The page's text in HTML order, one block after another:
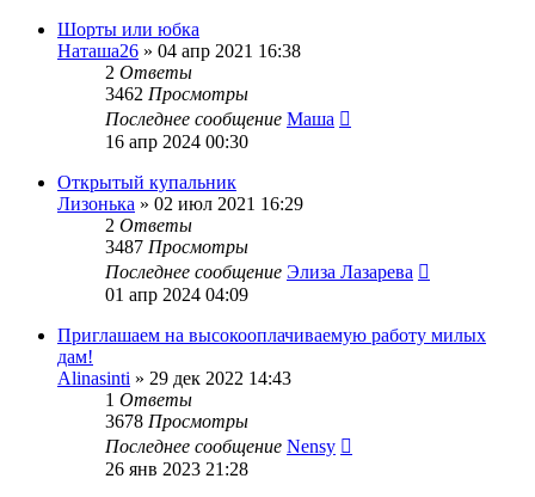
Шорты или юбка
Наташа26 » 04 апр 2021 16:38
2 Ответы
3462 Просмотры
Последнее сообщение Маша
16 апр 2024 00:30
Открытый купальник
Лизонька » 02 июл 2021 16:29
2 Ответы
3487 Просмотры
Последнее сообщение Элиза Лазарева
01 апр 2024 04:09
Приглашаем на высокооплачиваемую работу милых
дам!
Alinasinti » 29 дек 2022 14:43
1 Ответы
3678 Просмотры
Последнее сообщение Nensy
26 янв 2023 21:28